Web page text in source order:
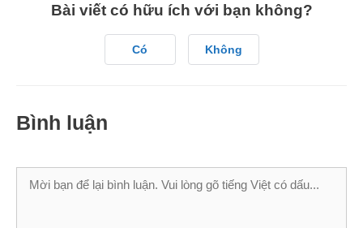
Bài viết có hữu ích với bạn không?
Có Không
Bình luận
Bình